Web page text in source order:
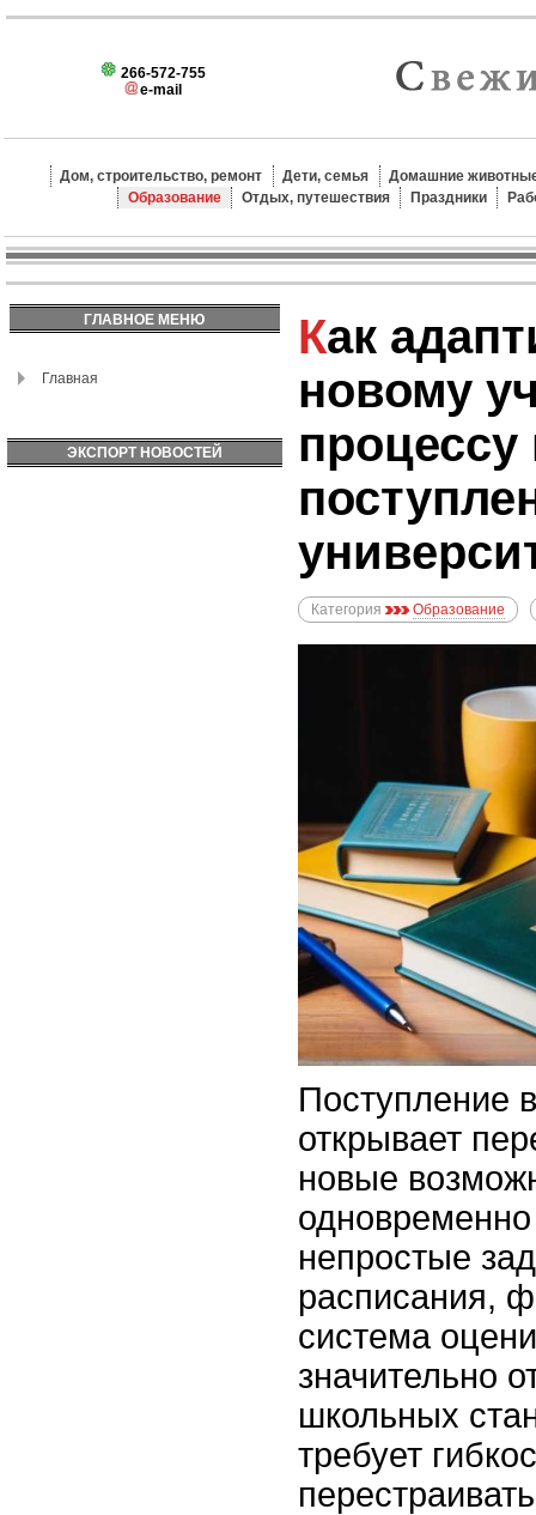
266-572-755
e-mail
Дом, строительство, ремонт Дети, семья
Домашние
Образование
Отдых, путешествия Праздники
ГЛАВНОЕ МЕНЮ
Главная
ЭКСПОРТ НОВОСТЕЙ
Как адаптироваться к
новому
процессу
Категория Образование
Поступление
открывает
новые
непростые
расписания,
система
значительно
школьных
требует